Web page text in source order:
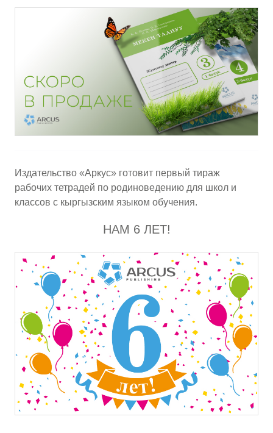
Издательство «Аркус» готовит первый тираж
рабочих тетрадей по родиноведению для школ и
классов с кыргызским языком обучения.
НАМ 6 ЛЕТ!